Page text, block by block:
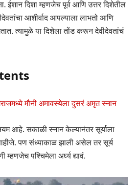
दिशा म्हणजेच पूर्व आणि उत्तर दिशेतील
आशीर्वाद आपल्याला लाभतो आणि
त्यामुळे या दिशेला तोंड करून देवीदेवतांचं
मौनी अमावस्येला दुसरं अमृत स्नान
आहे. सकाळी स्नान केल्यानंतर सूर्याला
पाहीजे. पण संध्याकाळ झाली असेल तर सूर्य
पश्चिमेला अर्घ्य द्यावं.